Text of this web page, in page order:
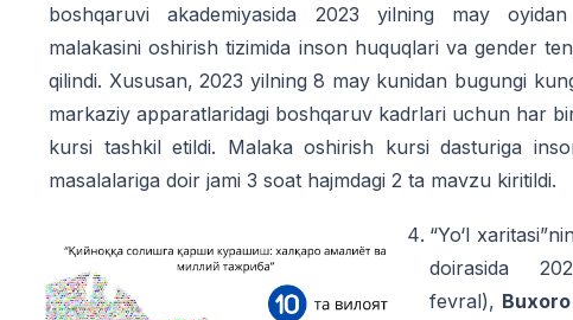
boshqaruvi akademiyasida 2023 yilning may
malakasini oshirish tizimida inson huquqlari va gender
qilindi. Xususan, 2023 yilning 8 may kunidan bugungi
markaziy apparatlaridagi boshqaruv kadrlari uchun har
kursi tashkil etildi. Malaka oshirish kursi dasturiga
masalalariga doir jami 3 soat hajmdagi 2 ta mavzu kiritildi.
“Yo‘l
doirasida
fevral), Buxoro